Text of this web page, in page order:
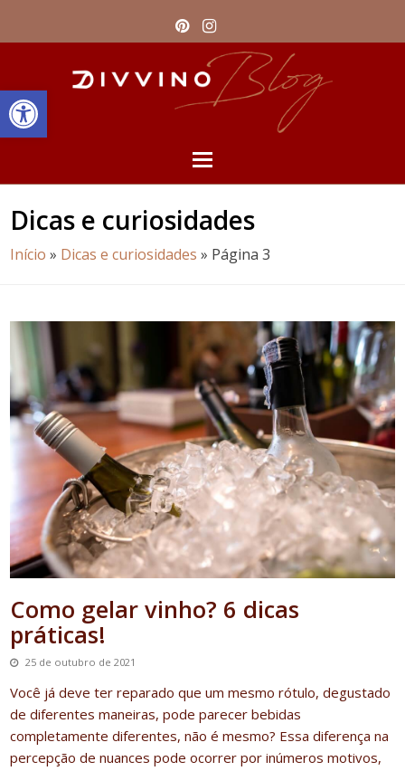
Barra de Ferramentas Aberta
Pinterest
Instagram
Mobile
Menu
Dicas e curiosidades
Início » Dicas e curiosidades » Página 3
Como gelar vinho? 6 dicas
práticas!
25 de outubro de 2021
Você já deve ter reparado que um mesmo rótulo, degustado
de diferentes maneiras, pode parecer bebidas
completamente diferentes, não é mesmo? Essa diferença na
percepção de nuances pode ocorrer por inúmeros motivos,